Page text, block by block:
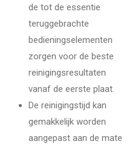
de tot de essentie
teruggebrachte
bedieningselementen
zorgen voor de beste
reinigingsresultaten
vanaf de eerste plaat.
De reinigingstijd kan
gemakkelijk worden
aangepast aan de mate